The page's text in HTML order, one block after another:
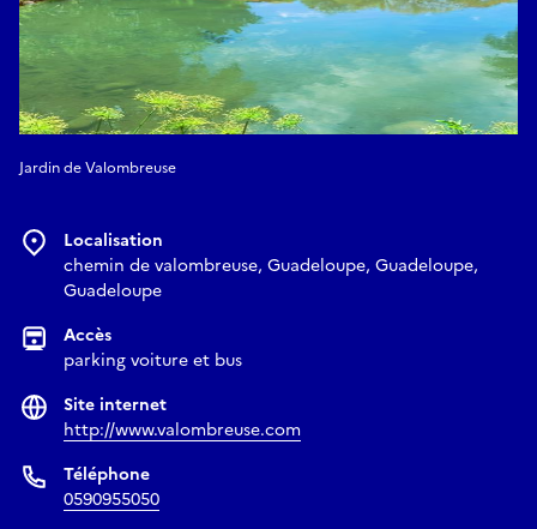
Jardin de Valombreuse
Localisation
chemin de valombreuse, Guadeloupe, Guadeloupe,
Guadeloupe
Accès
parking voiture et bus
Site internet
http://www.valombreuse.com
Téléphone
0590955050